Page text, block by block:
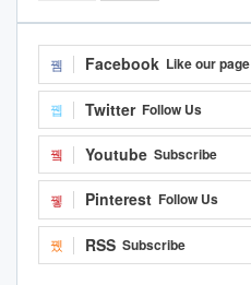
Facebook Like our page
Twitter Follow Us
Youtube Subscribe
Pinterest Follow Us
RSS Subscribe